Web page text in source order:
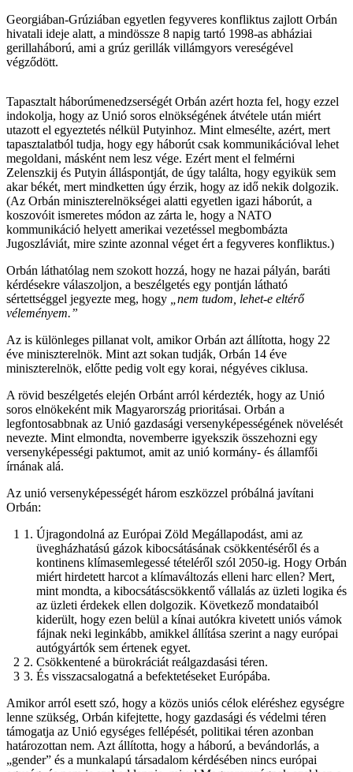
Georgiában-Grúziában egyetlen fegyveres konfliktus zajlott Orbán
hivatali ideje alatt, a mindössze 8 napig tartó 1998-as abháziai
gerillaháború, ami a grúz gerillák villámgyors vereségével
végződött.
Tapasztalt háborúmenedzserségét Orbán azért hozta fel, hogy ezzel
indokolja, hogy az Unió soros elnökségének átvétele után miért
utazott el egyeztetés nélkül Putyinhoz. Mint elmesélte, azért, mert
tapasztalatból tudja, hogy egy háborút csak kommunikációval lehet
megoldani, másként nem lesz vége. Ezért ment el felmérni
Zelenszkij és Putyin álláspontját, de úgy találta, hogy egyikük sem
akar békét, mert mindketten úgy érzik, hogy az idő nekik dolgozik.
(Az Orbán miniszterelnökségei alatti egyetlen igazi háborút, a
koszovóit ismeretes módon az zárta le, hogy a NATO
kommunikáció helyett amerikai vezetéssel megbombázta
Jugoszláviát, mire szinte azonnal véget ért a fegyveres konfliktus.)
Orbán láthatólag nem szokott hozzá, hogy ne hazai pályán, baráti
kérdésekre válaszoljon, a beszélgetés egy pontján látható
sértettséggel jegyezte meg, hogy
„nem tudom, lehet-e eltérő
véleményem.”
Az is különleges pillanat volt, amikor Orbán azt állította, hogy 22
éve miniszterelnök. Mint azt sokan tudják, Orbán 14 éve
miniszterelnök, előtte pedig volt egy korai, négyéves ciklusa.
A rövid beszélgetés elején Orbánt arról kérdezték, hogy az Unió
soros elnökeként mik Magyarország prioritásai. Orbán a
legfontosabbnak az Unió gazdasági versenyképességének növelését
nevezte. Mint elmondta, novemberre igyekszik összehozni egy
versenyképességi paktumot, amit az unió kormány- és államfői
írnának alá.
Az unió versenyképességét három eszközzel próbálná javítani
Orbán:
Újragondolná az Európai Zöld Megállapodást, ami az
üvegházhatású gázok kibocsátásának csökkentéséről és a
kontinens klímasemlegessé tételéről szól 2050-ig. Hogy Orbán
miért hirdetett harcot a klímaváltozás elleni harc ellen? Mert,
mint mondta, a kibocsátáscsökkentő vállalás az üzleti logika és
az üzleti érdekek ellen dolgozik. Következő mondataiból
kiderült, hogy ezen belül a kínai autókra kivetett uniós vámok
fájnak neki leginkább, amikkel állítása szerint a nagy európai
autógyártók sem értenek egyet.
Csökkentené a bürokráciát reálgazdasási téren.
És visszacsalogatná a befektetéseket Európába.
Amikor arról esett szó, hogy a közös uniós célok eléréshez egységre
lenne szükség, Orbán kifejtette, hogy gazdasági és védelmi téren
támogatja az Unió egységes fellépését, politikai téren azonban
határozottan nem. Azt állította, hogy a háború, a bevándorlás, a
„gender” és a munkalapú társadalom kérdésében nincs európai